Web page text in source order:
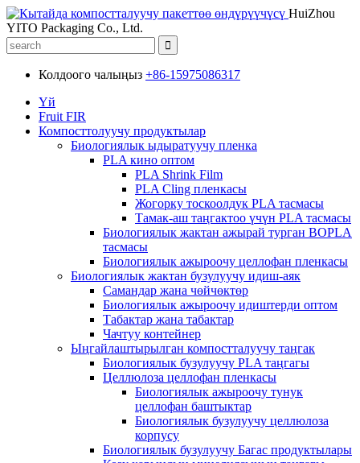
HuiZhou
YITO Packaging Co., Ltd.
Колдоого чалыңыз +86-15975086317
Үй
Fruit FIR
Компосттолуучу продуктылар
Биологиялык ыдыратуучу пленка
PLA кино оптом
PLA Shrink Film
PLA Cling пленкасы
Жогорку тоскоолдук PLA тасмасы
Тамак-аш таңгактоо үчүн PLA тасмасы
Биологиялык жактан ажырай турган BOPLA
тасмасы
Биологиялык ажыроочу целлофан пленкасы
Биологиялык жактан бузулуучу идиш-аяк
Самандар жана чөйчөктөр
Биологиялык ажыроочу идиштерди оптом
Табактар ​​жана табактар
Чачтуу контейнер
Ыңгайлаштырылган компостталуучу таңгак
Биологиялык бузулуучу PLA таңгагы
Целлюлоза целлофан пленкасы
Биологиялык ажыроочу тунук
целлофан баштыктар
Биологиялык бузулуучу целлюлоза
корпусу
Биологиялык бузулуучу Багас продуктылары